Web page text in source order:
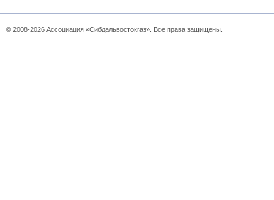
© 2008-2026 Ассоциация «Сибдальвостокгаз». Все права защищены.